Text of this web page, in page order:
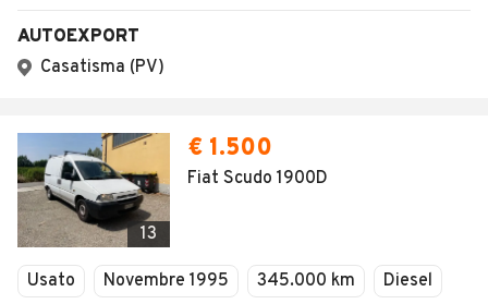
AUTOEXPORT
Casatisma (PV)
13
€ 1.500
Fiat Scudo 1900D
Usato Novembre 1995 345.000 km
Diesel